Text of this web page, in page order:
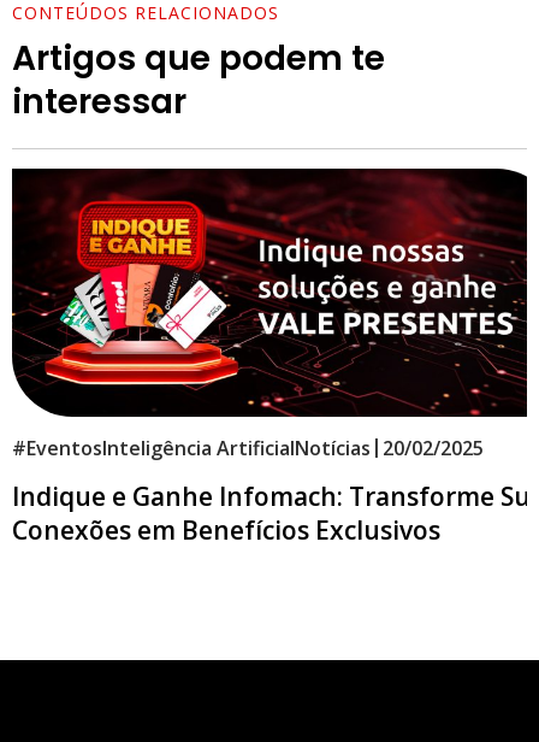
CONTEÚDOS RELACIONADOS
Artigos que podem te
interessar
#EventosInteligência ArtificialNotícias | 20/02/2025
Indique e Ganhe Infomach: Transforme
Conexões em Benefícios Exclusivos